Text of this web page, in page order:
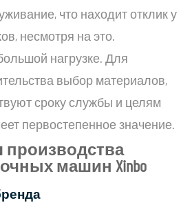
что находит отклик у
несмотря на это.
нагрузке. Для
выбор материалов,
сроку службы и целям
первостепенное значение.
производства
машин Xinbo